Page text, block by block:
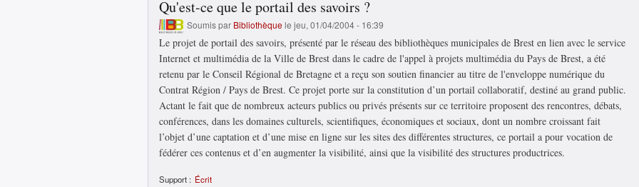
Qu'est-ce que le portail des savoirs ?
Soumis par Bibliothèque le jeu, 01/04/2004 - 16:39
Le projet de portail des savoirs, présenté par le réseau des bibliothèques municipales de Brest en lien avec le service
Internet et multimédia de la Ville de Brest dans le cadre de l'appel à projets multimédia du Pays de Brest, a été
retenu par le Conseil Régional de Bretagne et a reçu son soutien financier au titre de l'enveloppe numérique du
Contrat Région / Pays de Brest. Ce projet porte sur la constitution d’un portail collaboratif, destiné au grand public.
Actant le fait que de nombreux acteurs publics ou privés présents sur ce territoire proposent des rencontres, débats,
conférences, dans les domaines culturels, scientifiques, économiques et sociaux, dont un nombre croissant fait
l’objet d’une captation et d’une mise en ligne sur les sites des différentes structures, ce portail a pour vocation de
fédérer ces contenus et d’en augmenter la visibilité, ainsi que la visibilité des structures productrices.
Support : Écrit